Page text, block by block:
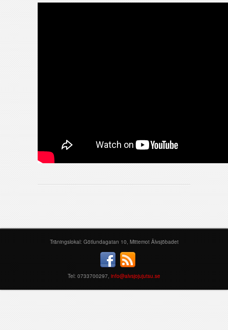
Träningslokal: Götlundagatan 10, Mittemot Älvsjöbadet
Tel: 0733700297, info@alvsjojujutsu.se